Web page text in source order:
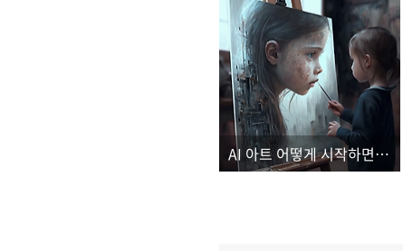
AI 아트 어떻게 시작하면 될까요?